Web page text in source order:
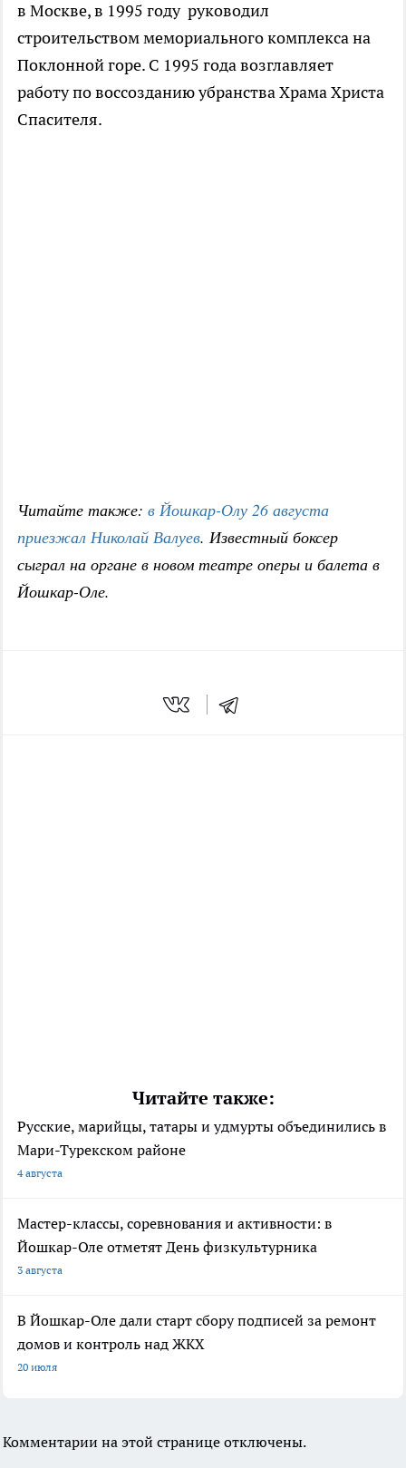
в Москве, в 1995 году руководил
строительством мемориального комплекса на
Поклонной горе. С 1995 года возглавляет
работу по воссозданию убранства Храма Христа
Спасителя.
Читайте также: в Йошкар-Олу 26 августа
приезжал Николай Валуев. Известный боксер
сыграл на органе в новом театре оперы и балета в
Йошкар-Оле.
Читайте также:
Русские, марийцы, татары и удмурты объединились в
Мари-Турекском районе
4 августа
Мастер-классы, соревнования и активности: в
Йошкар-Оле отметят День физкультурника
3 августа
В Йошкар-Оле дали старт сбору подписей за ремонт
домов и контроль над ЖКХ
20 июля
Комментарии на этой странице отключены.